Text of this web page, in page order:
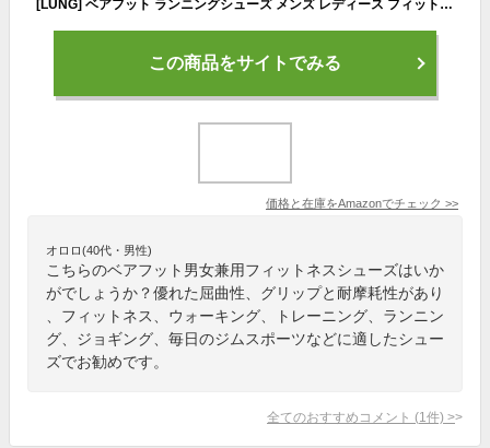
[LUNG] ベアフット ランニングシューズ メンズ レディース フィットネスシューズ 男女兼用トレーニングシュー (グレー, 27.5 cm)
この商品をサイトでみる
価格と在庫をAmazonでチェック >>
オロロ(40代・男性)
こちらのベアフット男女兼用フィットネスシューズはいか
がでしょうか？優れた屈曲性、グリップと耐摩耗性があり
、フィットネス、ウォーキング、トレーニング、ランニン
グ、ジョギング、毎日のジムスポーツなどに適したシュー
ズでお勧めです。
全てのおすすめコメント (1 件) >